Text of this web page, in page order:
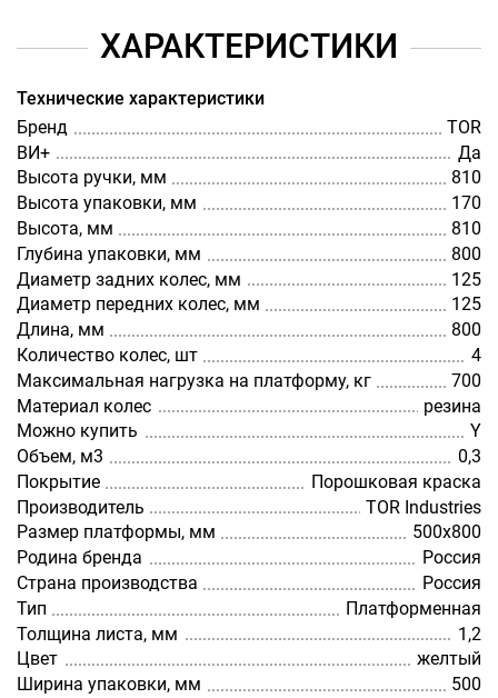
ХАРАКТЕРИСТИКИ
Технические характеристики
Бренд
TOR
ВИ+
Да
Высота ручки, мм
810
Высота упаковки, мм
170
Высота, мм
810
Глубина упаковки, мм
800
Диаметр задних колес, мм
125
Диаметр передних колес, мм
125
Длина, мм
800
Количество колес, шт
4
Максимальная нагрузка на платформу, кг
700
Материал колес
резина
Можно купить
Y
Объем, м3
0,3
Покрытие
Порошковая краска
Производитель
TOR Industries
Размер платформы, мм
500х800
Родина бренда
Россия
Страна производства
Россия
Тип
Платформенная
Толщина листа, мм
1,2
Цвет
желтый
Ширина упаковки, мм
500